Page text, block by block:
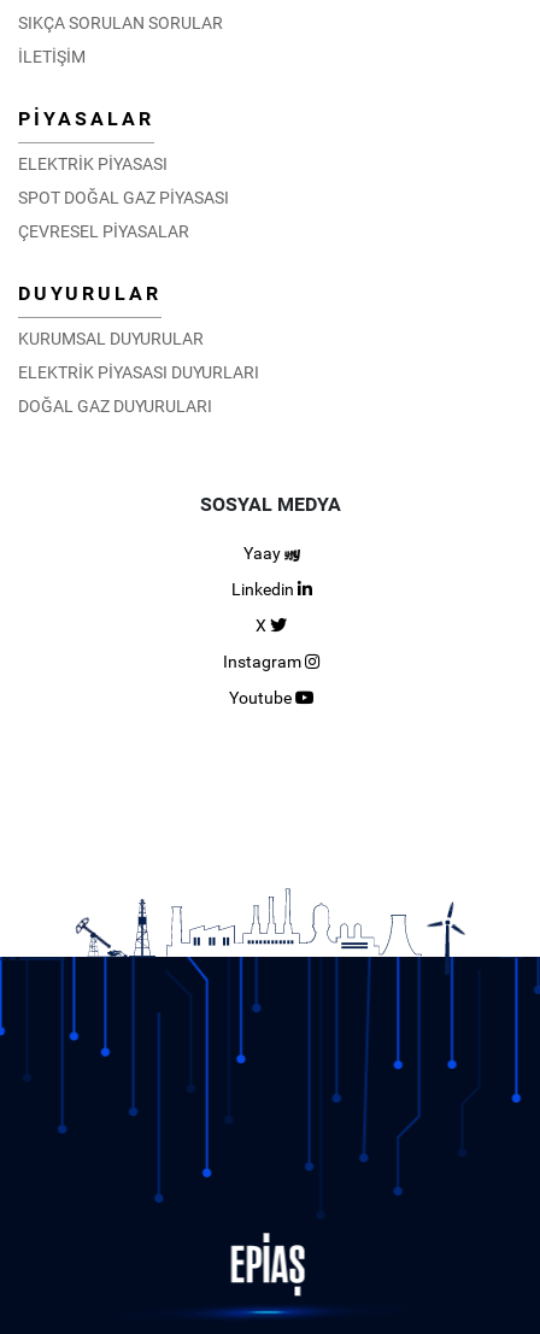
SIKÇA SORULAN SORULAR
İLETİŞİM
PİYASALAR
ELEKTRİK PİYASASI
SPOT DOĞAL GAZ PİYASASI
ÇEVRESEL PİYASALAR
DUYURULAR
KURUMSAL DUYURULAR
ELEKTRİK PİYASASI DUYURLARI
DOĞAL GAZ DUYURULARI
SOSYAL MEDYA
Yaay
Linkedin
X
Instagram
Youtube